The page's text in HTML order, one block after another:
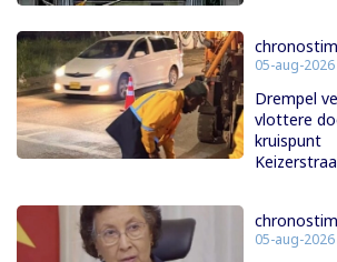
05-aug-
Drempel
vlottere
kruispunt
05-aug-